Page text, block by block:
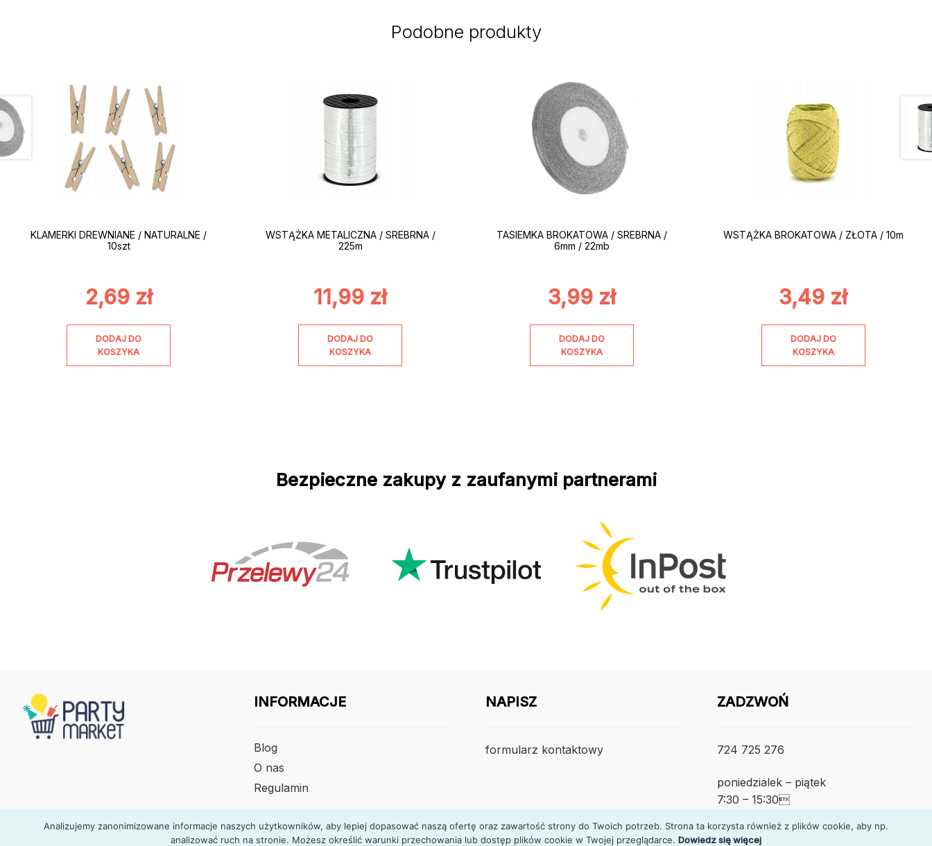
Podobne produkty
KLAMERKI DREWNIANE / NATURALNE /
10szt
2,69 zł
DODAJ DO
KOSZYKA
WSTĄŻKA METALICZNA / SREBRNA /
225m
11,99 zł
DODAJ DO
KOSZYKA
TASIEMKA BROKATOWA / SREBRNA /
6mm / 22mb
3,99 zł
DODAJ DO
KOSZYKA
WSTĄŻKA BROKATOWA / ZŁOTA / 10m
3,49 zł
DODAJ DO
KOSZYKA
Bezpieczne zakupy z zaufanymi partnerami
INFORMACJE
Blog
O nas
Regulamin
NAPISZ
formularz kontaktowy
ZADZWOŃ
724 725 276
poniedzialek – piątek
7:30 – 15:30
Analizujemy zanonimizowane informacje naszych użytkowników, aby lepiej dopasować naszą ofertę oraz zawartość strony do Twoich potrzeb. Strona ta korzysta również z plików cookie, aby np.
analizować ruch na stronie. Możesz określić warunki przechowania lub dostęp plików cookie w Twojej przeglądarce. Dowiedz się więcej